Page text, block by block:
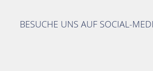
BESUCHE UNS AUF SOCIAL-